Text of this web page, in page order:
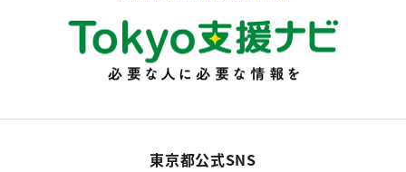
東京都公式SNS